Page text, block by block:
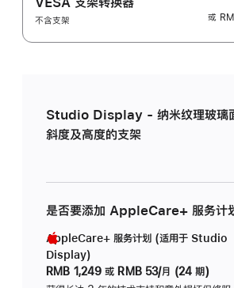
不含支架
或
Studio Display - 纳米纹理玻璃
斜度及高度的支架
是否要添加 AppleCare+ 服务计
AppleCare+ 服务计划 (适用于 Studio
Display)
RMB 1,249 或 RMB 53/月 (24 期)